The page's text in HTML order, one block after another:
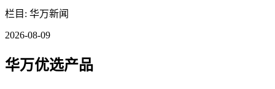
栏目: 华万新闻
2026-08-09
华万优选产品